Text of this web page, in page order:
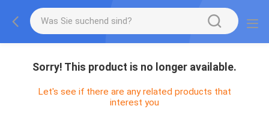
Sorry! This product is no longer available.
Let's see if there are any related products that
interest you